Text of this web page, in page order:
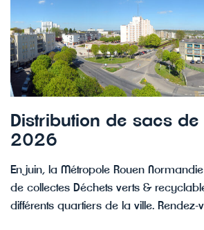
Distribution de sacs
2026
En juin, la Métropole Rouen
de collectes Déchets verts &
différents quartiers de la ville. Rendez-